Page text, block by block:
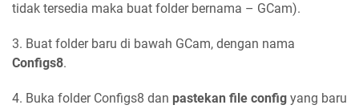
tidak tersedia maka buat folder bernama – GCam).
3. Buat folder baru di bawah GCam, dengan nama
Configs8.
4. Buka folder Configs8 dan pastekan file config yang baru